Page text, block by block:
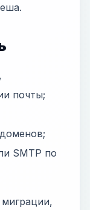
почты;
SMTP по